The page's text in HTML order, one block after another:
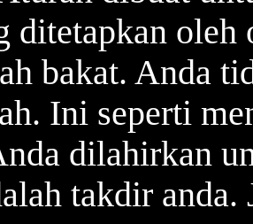
ditetapkan oleh
bakat. Anda
Ini seperti
dilahirkan
takdir anda.